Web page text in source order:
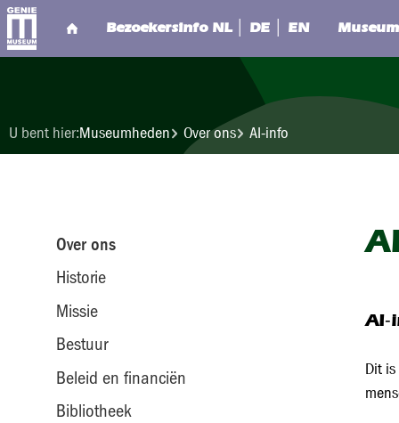
U bent hier:Museumheden Over ons AI-info
Over ons
Historie
Missie
Bestuur
Beleid en financiën
Bibliotheek
Dit